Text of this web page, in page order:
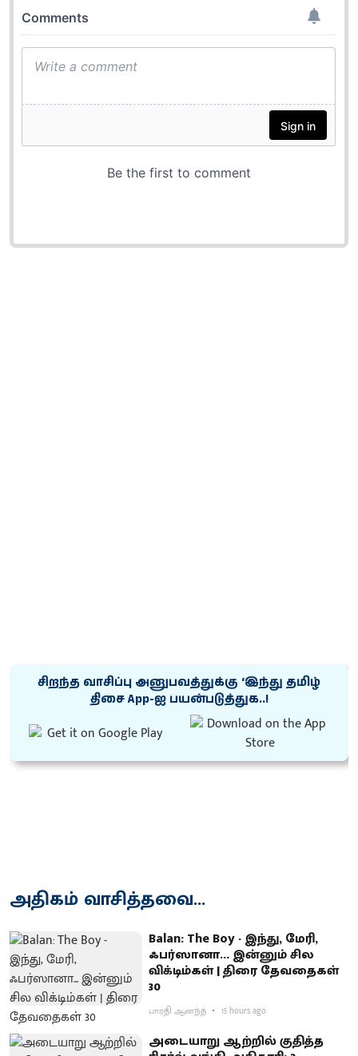
சிறந்த வாசிப்பு அனுபவத்துக்கு ‘இந்து தமிழ்
திசை App-ஐ பயன்படுத்துக..!
அதிகம் வாசித்தவை...
Balan: The Boy - இந்து, மேரி,
ஃபர்ஸானா... இன்னும் சில
விக்டிம்கள் | திரை தேவதைகள்
30
பாரதி ஆனந்த் 15 hours ago
அடையாறு ஆற்றில் குதித்த